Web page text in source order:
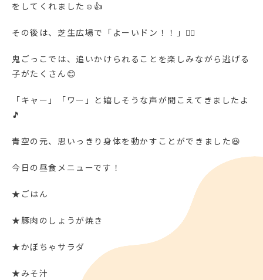
をしてくれました☺👍
その後は、芝生広場で「よーいドン！！」🏃‍♂️
鬼ごっこでは、追いかけられることを楽しみながら逃げる
子がたくさん😊
「キャー」「ワー」と嬉しそうな声が聞こえてきましたよ
🎵
青空の元、思いっきり身体を動かすことができました😆
今日の昼食メニューです！
★ごはん
★豚肉のしょうが焼き
★かぼちゃサラダ
★みそ汁